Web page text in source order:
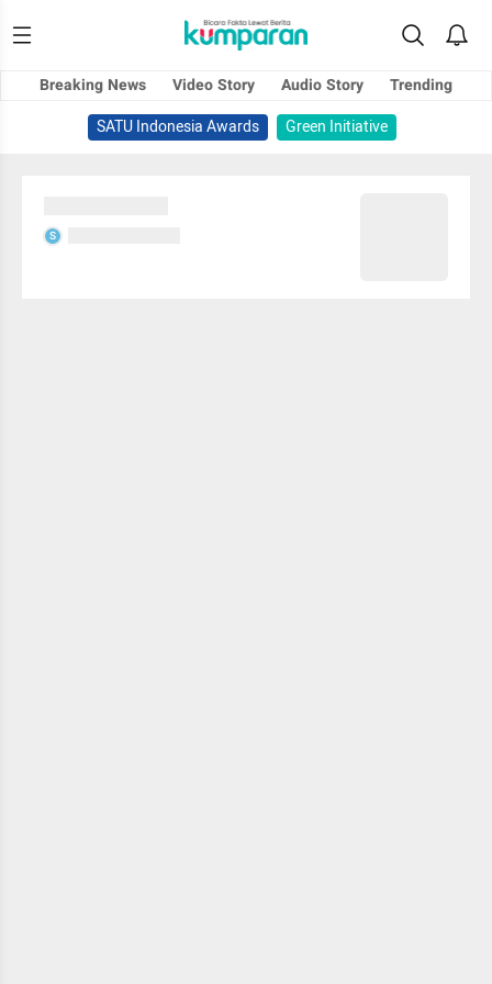
Breaking News Video Story Audio Story
Trending
SATU Indonesia Awards
Green Initiative
S